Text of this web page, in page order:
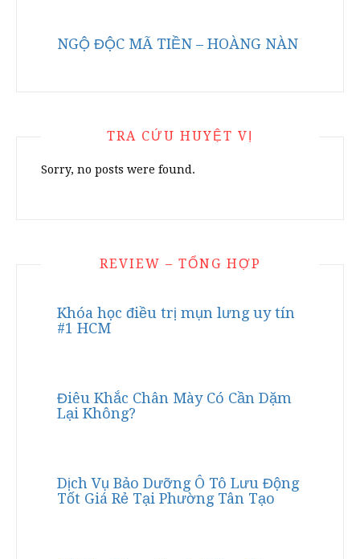
NGỘ ĐỘC MÃ TIỀN – HOÀNG NÀN
TRA CỨU HUYỆT VỊ
Sorry, no posts were found.
REVIEW – TỔNG HỢP
Khóa học điều trị mụn lưng uy tín
#1 HCM
Điêu Khắc Chân Mày Có Cần Dặm
Lại Không?
Dịch Vụ Bảo Dưỡng Ô Tô Lưu Động
Tốt Giá Rẻ Tại Phường Tân Tạo